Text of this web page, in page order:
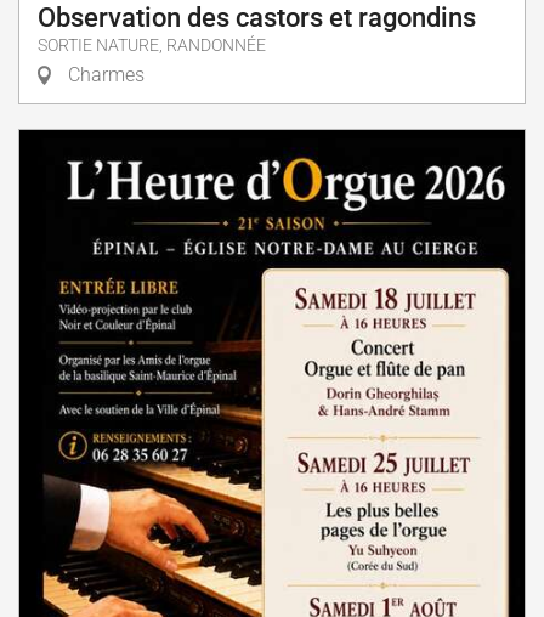
Observation des castors et ragondins
SORTIE NATURE, RANDONNÉE
Charmes